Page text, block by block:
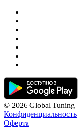
© 2026 Global Tuning
Конфиденциальность
Оферта